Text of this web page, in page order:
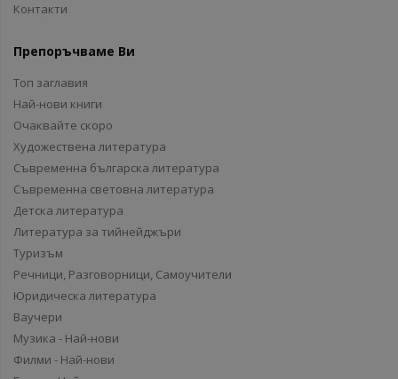
Контакти
Препоръчваме Ви
Топ заглавия
Най-нови книги
Очаквайте скоро
Художествена литература
Съвременна българска литература
Съвременна световна литература
Детска литература
Литература за тийнейджъри
Туризъм
Речници, Разговорници, Самоучители
Юридическа литература
Ваучери
Музика - Най-нови
Филми - Най-нови